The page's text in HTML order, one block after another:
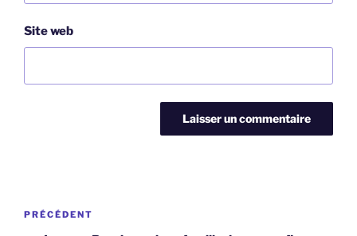
Site web
Navigation
Article
PRÉCÉDENT